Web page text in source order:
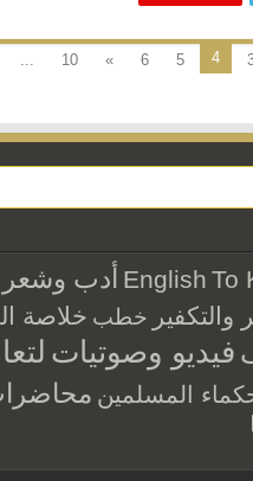
4
5
6
»
10
...
English To أدب وشعر
والتكفير خطب خلاصة
فيديو وصوتيات
المسلمين